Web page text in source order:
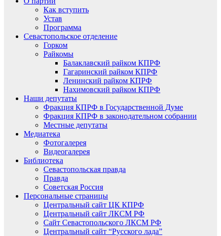
Как вступить
Устав
Программа
Севастопольское отделение
Горком
Райкомы
Балаклавский райком КПРФ
Гагаринский райком КПРФ
Ленинский райком КПРФ
Нахимовский райком КПРФ
Наши депутаты
Фракция КПРФ в Государственной Думе
Фракция КПРФ в законодательном собрании
Местные депутаты
Медиатека
Фотогалерея
Видеогалерея
Библиотека
Севастопольская правда
Правда
Советская Россия
Персональные страницы
Центральный сайт ЦК КПРФ
Центральный сайт ЛКСМ РФ
Сайт Севастопольского ЛКСМ РФ
Центральный сайт “Русского лада”